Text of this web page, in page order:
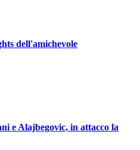
dell'amichevole
e Alajbegovic, in attacco la